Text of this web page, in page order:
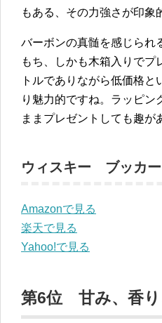
もある、その力強さが印象
バーボンの真髄を感じられ
もち、しかも木箱入りでプ
トルでありながら低価格と
り魅力的ですね。ラッピン
ままプレゼントしても趣が
ウィスキー ブッカ
Amazonで見る
楽天で見る
Yahoo!で見る
第6位 甘み、香